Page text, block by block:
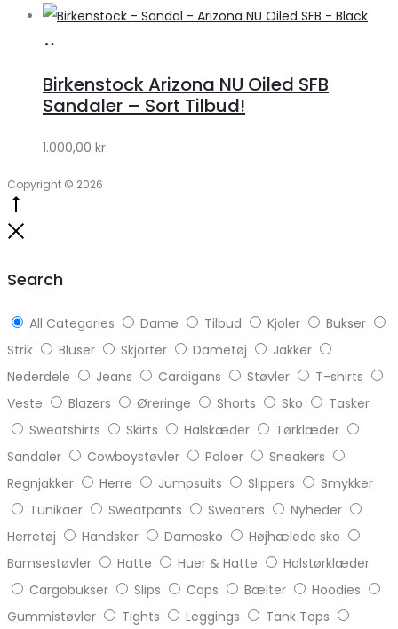
Lykke
Lykke
Birkenstock Arizona NU Oiled SFB
Sandaler – Sort Tilbud!
1.000,00 kr.
Copyright © 2026
Search
All Categories Dame Tilbud Kjoler
Bukser
Strik
Bluser Skjorter Dametøj
Jakker
Nederdele
Jeans Cardigans Støvler
T-shirts
Veste
Blazers Øreringe Shorts Sko
Tasker
Sweatshirts
Skirts Halskæder
Tørklæder
Sandaler
Cowboystøvler Poloer
Sneakers
Regnjakker
Herre Jumpsuits Slippers
Smykker
Tunikaer
Sweatpants Sweaters
Nyheder
Herretøj
Handsker Damesko
Højhælede sko
Bamsestøvler
Hatte Huer & Hatte
Halstørklæder
Cargobukser
Slips Caps Bælter
Hoodies
Gummistøvler
Tights Leggings
Tank Tops